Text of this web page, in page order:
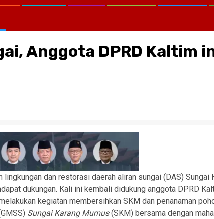
Anggota DPRD Kaltim
lingkungan dan restorasi daerah aliran sungai (DAS) Sungai
dukungan. Kali ini kembali didukung anggota DPRD
kegiatan membersihkan SKM dan penanaman
Sungai Karang Mumus(SKM) bersama dengan